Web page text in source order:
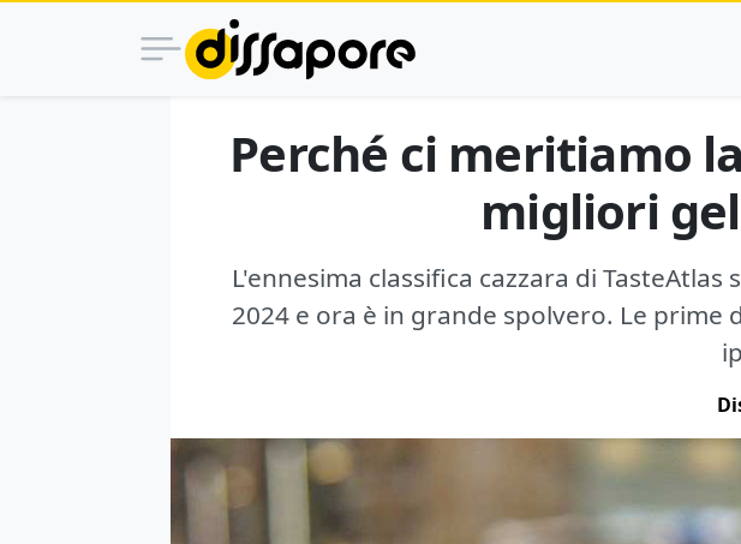
Perché ci meritiamo
migliori
L'ennesima classifica cazzara di
2024 e ora è in grande spolvero. Le